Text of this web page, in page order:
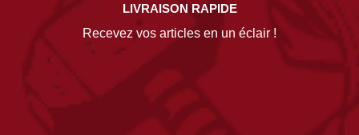
LIVRAISON RAPIDE
Recevez vos articles en un éclair !